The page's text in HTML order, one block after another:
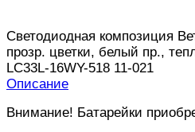
Светодиодная композиция
прозр. цветки, белый пр.,
LC33L-16WY-518 11-021
Описание
Внимание! Батарейки